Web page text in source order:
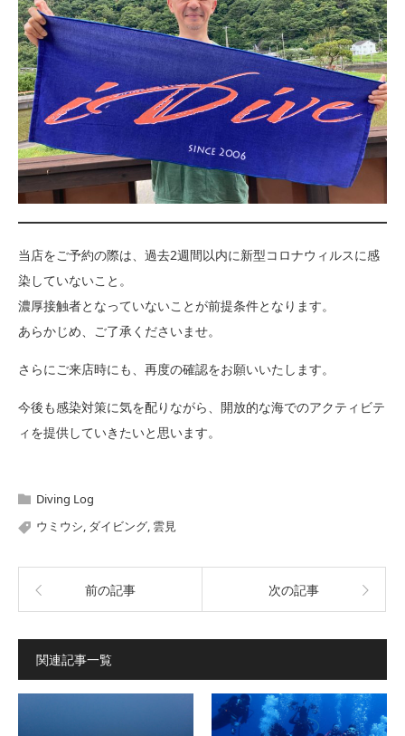
当店をご予約の際は、過去2週間以内に新型コロナウィルスに感
染していないこと。
濃厚接触者となっていないことが前提条件となります。
あらかじめ、ご了承くださいませ。
さらにご来店時にも、再度の確認をお願いいたします。
今後も感染対策に気を配りながら、開放的な海でのアクティビテ
ィを提供していきたいと思います。
Diving Log
ウミウシ, ダイビング, 雲見
前の記事 次の記事
関連記事一覧